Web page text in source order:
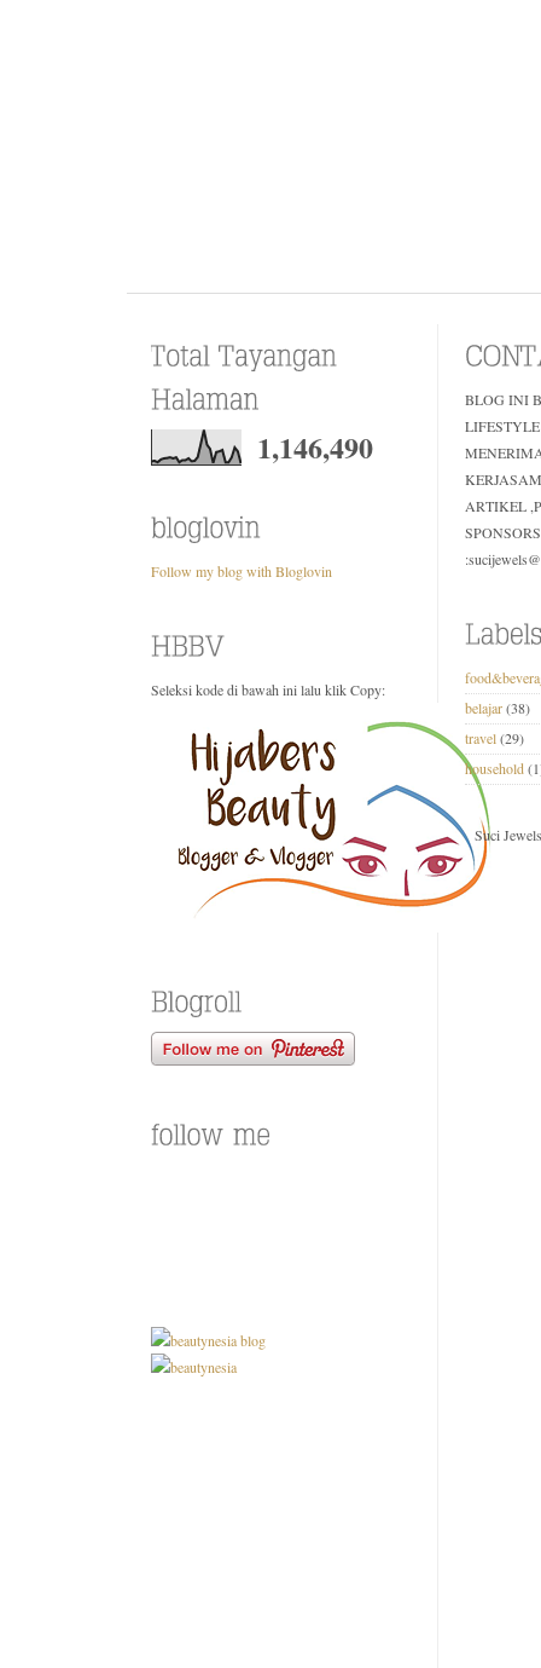
1,146,490
Follow my blog with Bloglovin
Seleksi kode di bawah ini lalu klik Copy:
BLOG INI
ARTIKEL
belajar(38)
travel(29)
household
Suci